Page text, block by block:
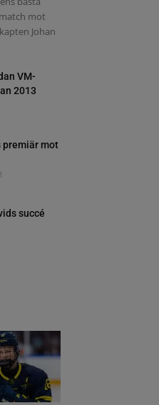
mot
Johan
VM-
2013
premiär mot
succé